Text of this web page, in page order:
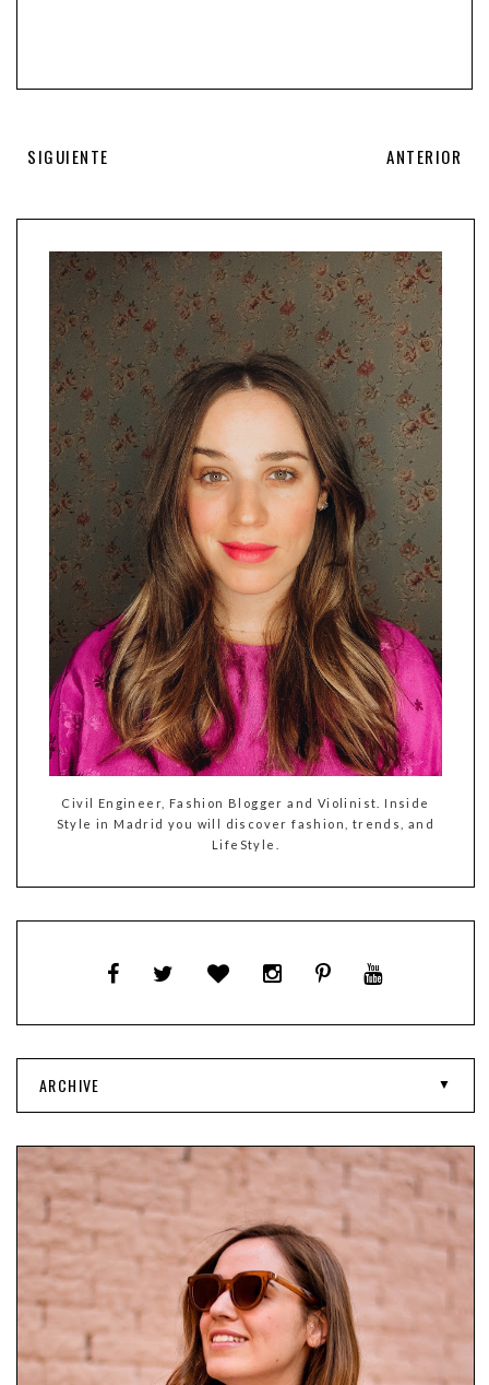
SIGUIENTE ANTERIOR
Civil Engineer, Fashion Blogger and Violinist. Inside
Style in Madrid you will discover fashion, trends, and
LifeStyle.
ARCHIVE